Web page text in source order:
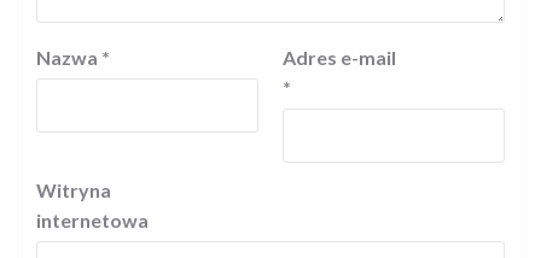
Nazwa *
Adres e-mail
*
Witryna
internetowa